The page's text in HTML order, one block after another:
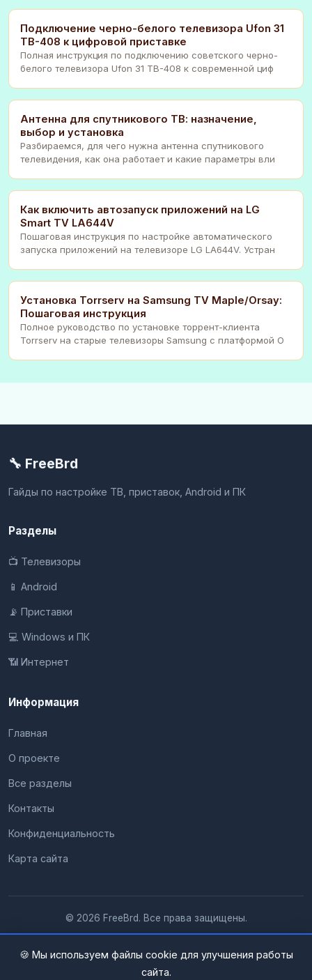
Подключение черно-белого телевизора Ufon 31
ТВ-408 к цифровой приставке
Полная инструкция по подключению советского черно-
белого телевизора Ufon 31 ТВ-408 к современной циф
Антенна для спутникового ТВ: назначение,
выбор и установка
Разбираемся, для чего нужна антенна спутникового
телевидения, как она работает и какие параметры вли
Как включить автозапуск приложений на LG
Smart TV LA644V
Пошаговая инструкция по настройке автоматического
запуска приложений на телевизоре LG LA644V. Устран
Установка Torrserv на Samsung TV Maple/Orsay:
Пошаговая инструкция
Полное руководство по установке торрент-клиента
Torrserv на старые телевизоры Samsung с платформой O
🔧 FreeBrd
Гайды по настройке ТВ, приставок, Android и ПК
Разделы
📺 Телевизоры
📱 Android
📡 Приставки
💻 Windows и ПК
📶 Интернет
Информация
Главная
О проекте
Все разделы
Контакты
Конфиденциальность
Карта сайта
© 2026 FreeBrd. Все права защищены.
🍪 Мы используем файлы cookie для улучшения работы
сайта.